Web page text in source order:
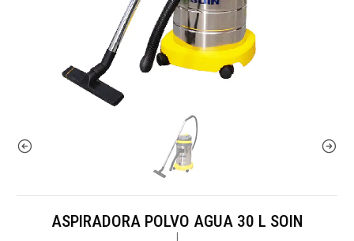
ASPIRADORA POLVO AGUA 30 L SOIN